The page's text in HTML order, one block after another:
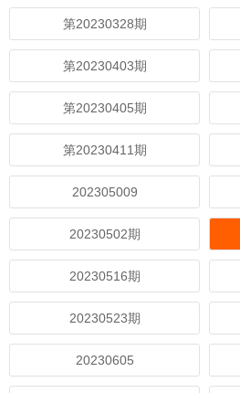
第20230328期
第20230403期
第20230405期
第20230411期
202305009
20230502期
20230516期
20230523期
20230605